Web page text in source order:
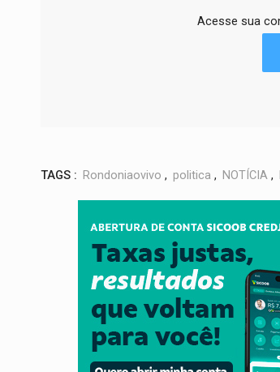
Acesse sua
TAGS : Rondoniaovivo , politica , NOTÍCIA ,